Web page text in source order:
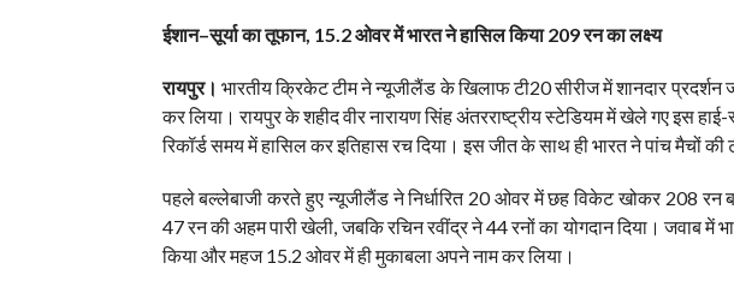
ईशान–सूर्या का तूफान, 15.2 ओवर में भारत ने हासिल किया 209 रन का लक्ष्य
रायपुर। भारतीय क्रिकेट टीम ने न्यूजीलैंड के खिलाफ टी20 सीरीज में शानदार
कर लिया। रायपुर के शहीद वीर नारायण सिंह अंतरराष्ट्रीय स्टेडियम में खेले गए इस
रिकॉर्ड समय में हासिल कर इतिहास रच दिया। इस जीत के साथ ही भारत ने पांच मैचों
पहले बल्लेबाजी करते हुए न्यूजीलैंड ने निर्धारित 20 ओवर में छह विकेट खोकर 208 रन
47 रन की अहम पारी खेली, जबकि रचिन रवींद्र ने 44 रनों का योगदान दिया। जवाब में
किया और महज 15.2 ओवर में ही मुकाबला अपने नाम कर लिया।